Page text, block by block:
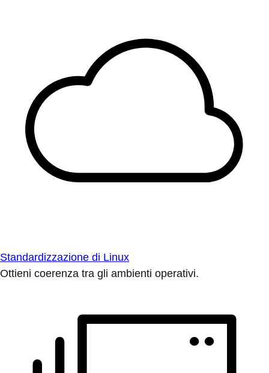
Standardizzazione di Linux
Ottieni coerenza tra gli ambienti operativi.